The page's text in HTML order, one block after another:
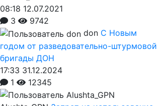
08:18 12.07.2021
3
9742
don С Новым
годом от разведовательно-штурмовой
бригады ДОН
17:33 31.12.2024
1
12345